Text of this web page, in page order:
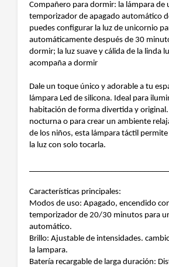
Compañero para dormir: la lámpara de
temporizador de apagado automático
puedes configurar la luz de unicornio
automáticamente después de 30
dormir; la luz suave y cálida de la linda
acompaña a dormir
Dale un toque único y adorable a tu
lámpara Led de silicona. Ideal para
habitación de forma divertida y
nocturna o para crear un ambiente
de los niños, esta lámpara táctil
la luz con solo tocarla.
Características principales:
Modos de uso: Apagado, encendido
temporizador de 20/30 minutos para
automático.
Brillo: Ajustable de intensidades.
la lampara.
Batería recargable de larga duración: